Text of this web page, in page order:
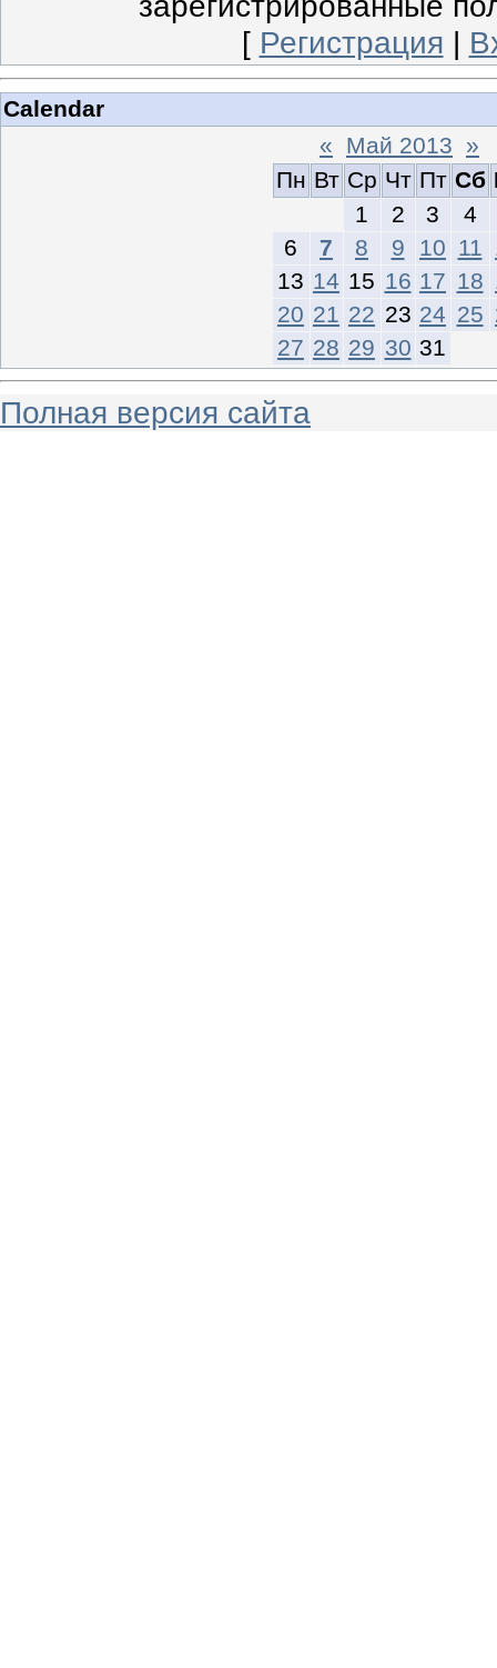
[ Регистрация |
Calendar
« Май 2013 »
Пн Вт Ср Чт Пт Сб
1
2 3
4
6
7 8 9 10 11
13 14 15 16 17 18
20 21 22 23 24 25
27 28 29 30 31
Полная версия сайта